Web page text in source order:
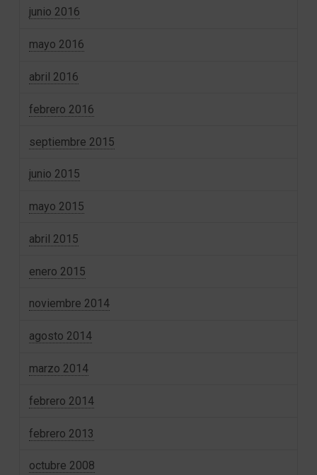
junio 2016
mayo 2016
abril 2016
febrero 2016
septiembre 2015
junio 2015
mayo 2015
abril 2015
enero 2015
noviembre 2014
agosto 2014
marzo 2014
febrero 2014
febrero 2013
octubre 2008